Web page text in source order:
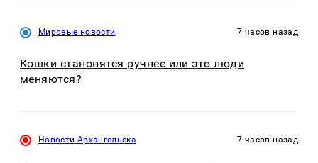
Мировые новости 7 часов назад
Кошки становятся ручнее или это люди
меняются?
Новости Архангельска 7 часов назад